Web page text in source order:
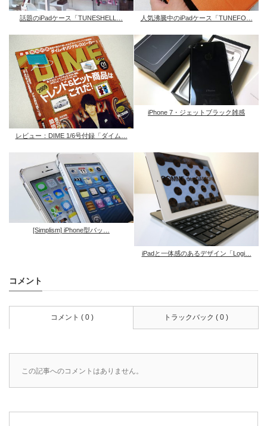
話題のiPadケース「TUNESHELL… 人気沸騰中のiPadケース「TUNEFO…
レビュー：DIME 1/6号付録「ダイム…
iPhone 7・ジェットブラック雑感
[Simplism] iPhone型バッ…
iPadと一体感のあるデザイン「Logi…
コメント
コメント ( 0 ) トラックバック ( 0 )
この記事へのコメントはありません。